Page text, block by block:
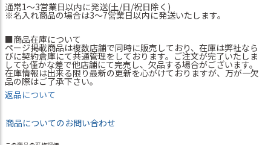
通常1～3営業日以内に発送(土/日/祝日除く)
※名入れ商品の場合は3～7営業日以内に発送いたします。
■商品在庫について
ページ掲載商品は複数店舗で同時に販売しており、在庫は弊社なら
びに契約倉庫にて共通管理をしております。ご注文が完了いたしま
しても僅かな差で他店舗にて完売し、欠品する場合がございます。
在庫情報は出来る限り最新の更新を心がけておりますが、万が一欠
品の際はご了承下さい。
返品について
商品についてのお問い合わせ